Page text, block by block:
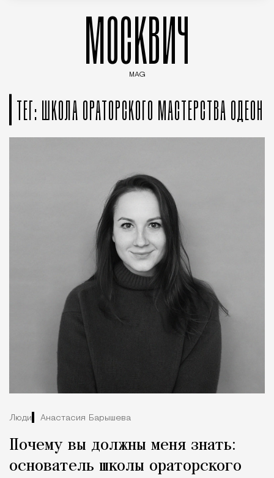
МОСКВИЧ
MAG
ТЕГ: ШКОЛА ОРАТОРСКОГО МАСТЕРСТВА ОДЕОН
Люди Анастасия Барышева
Почему вы должны меня знать:
основатель школы ораторского